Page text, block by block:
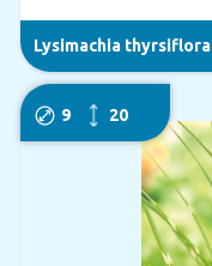
Lysimachia thyrsiflora
9 20